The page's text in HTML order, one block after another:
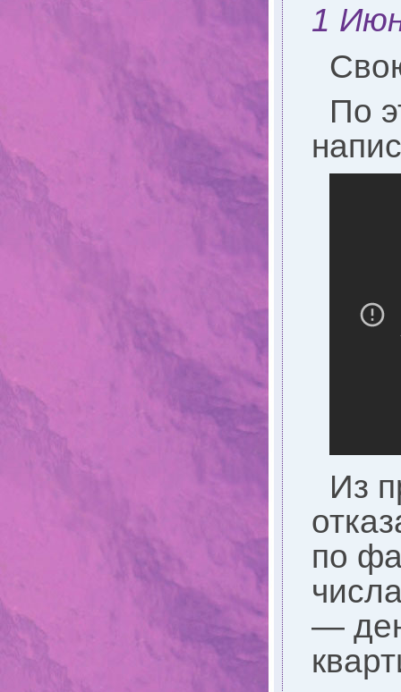
1
По
Из
по
—